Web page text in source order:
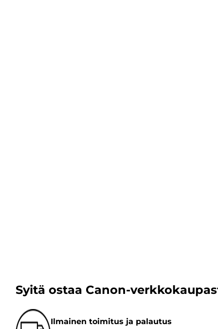
Syitä ostaa Canon-
Ilmainen toimitus ja palautus